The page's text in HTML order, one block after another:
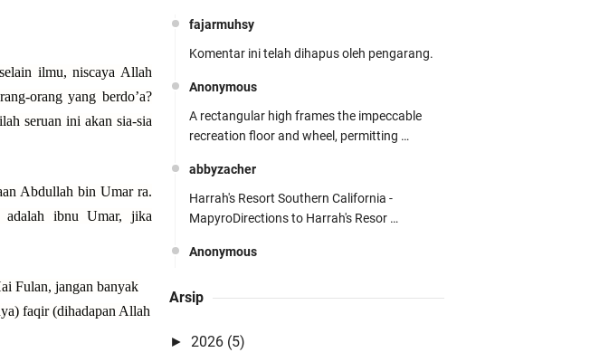
ilmu, niscaya Allah
orang yang berdo’a?
seruan ini akan sia-sia
Abdullah bin Umar ra.
adalah ibnu Umar, jika
Fulan, jangan banyak
faqir (dihadapan Allah
fajarmuhsy
Komentar ini telah dihapus oleh pengarang.
Anonymous
A rectangular high frames the impeccable
recreation floor and wheel, permitting …
abbyzacher
Harrah's Resort Southern California -
MapyroDirections to Harrah's Resor …
Anonymous
VrVideoLCCYoutube vr youtube downloader
Anonymous
Arsip
►2026 (5)